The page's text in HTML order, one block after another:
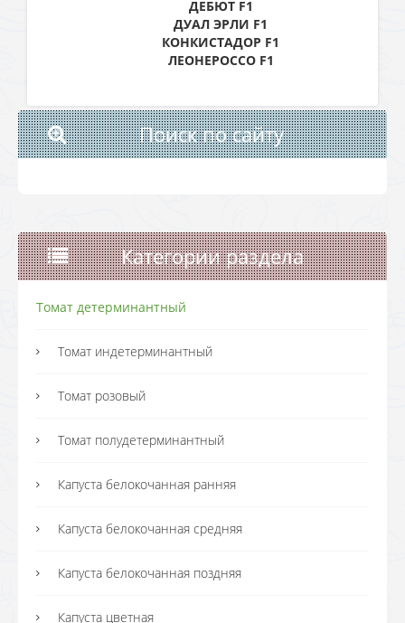
ДЕБЮТ F1
ДУАЛ ЭРЛИ F1
КОНКИСТАДОР F1
ЛЕОНЕРОССО F1
Поиск по сайту
Категории раздела
Томат детерминантный
Томат индетерминантный
Томат розовый
Томат полудетерминантный
Капуста белокочанная ранняя
Капуста белокочанная средняя
Капуста белокочанная поздняя
Капуста цветная